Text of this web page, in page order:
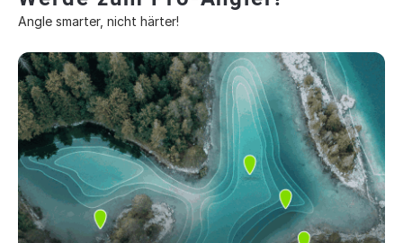
Angle smarter, nicht härter!